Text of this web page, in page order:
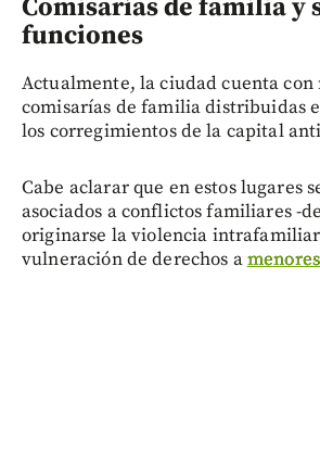
Comisarías de familia y
funciones
Actualmente, la ciudad cuenta con
comisarías de familia distribuidas
los corregimientos de la capital
Cabe aclarar que en estos lugares
asociados a conflictos familiares -
originarse la violencia
vulneración de derechos a